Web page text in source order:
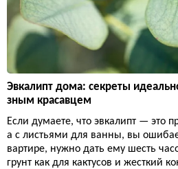
Эвкалипт дома: секреты
зным красавцем
Если думаете, что эвкалипт — это
а с листьями для ванны, вы
вартире, нужно дать ему шесть
грунт как для кактусов и жесткий